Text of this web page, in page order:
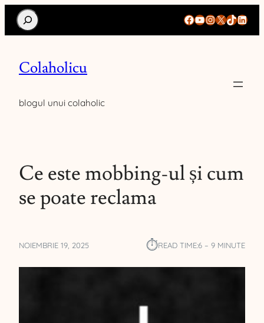
Search Facebook
YouTube
Instagram
X TikTok
Colaholicu
blogul unui colaholic
Ce este mobbing-ul și cum
se poate reclama
NOIEMBRIE 19, 2025 ⏱︎READ TIME:6 – 9 MINUTE